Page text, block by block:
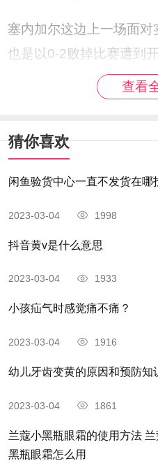
塞内加尔这边上一场面
也是以0-2败掉比赛遭到
的非洲杯中取得冠军宝
核心进攻点马内因伤退
抢，频频对荷兰门前造成
有差距兼且大赛经验不
场面对东道主卡塔尔恐
看法：两队虽然在世界
卡塔尔是东道主，而且
本场数据给予的支持力
尔一方，后期更是有提升
疑，个人认为此役不防
查看
猜你喜欢
闲鱼验货中心一直不发货在哪
2023-03-04 1998
抖音黄v是什么意思
2023-03-04 1933
小孩疝气时感觉痛不痛？
2023-03-04 1916
幼儿牙齿变黄的原因和预防知
2023-03-04 1861
兰蔻小黑瓶眼霜的使用方法 兰蔻小
黑瓶眼霜怎么用